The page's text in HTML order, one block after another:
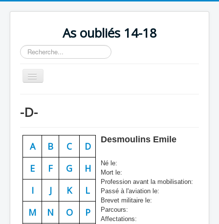
As oubliés 14-18
Rechercher
Basculer
la
Chronologie
Escadrilles
Organisation
Avions
Formation
Doctrines
-D-
A B C
D
E
F G
H
I
J K
L
M
N O
P
Desmoulins Emile
Né le:
Mort le:
Profession avant la mobilisation:
Passé à l'aviation le:
Brevet militaire le:
Parcours:
Affectations: